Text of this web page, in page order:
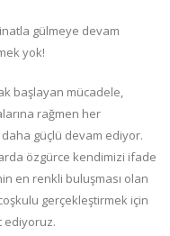
gülmeye devam
yok!
başlayan mücadele,
rağmen her
güçlü devam ediyor.
özgürce kendimizi ifade
en renkli buluşması olan
gerçekleştirmek için
ediyoruz.